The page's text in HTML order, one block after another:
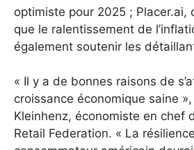
optimiste pour 2025 ; Placer.ai,
que le ralentissement de
également soutenir les
« Il y a de bonnes raisons de
croissance économique saine
Kleinhenz, économiste en chef
Retail Federation. « La